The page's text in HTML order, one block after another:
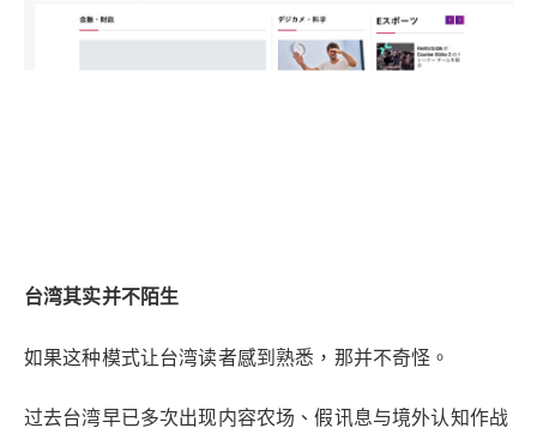
台湾其实并不陌生
如果这种模式让台湾读者感到熟悉，那并不奇怪。
过去台湾早已多次出现内容农场、假讯息与境外认知作战